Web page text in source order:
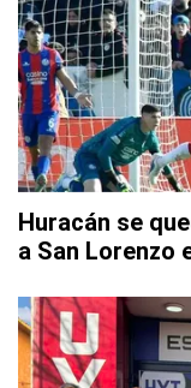
Huracán se
a San Lorenzo